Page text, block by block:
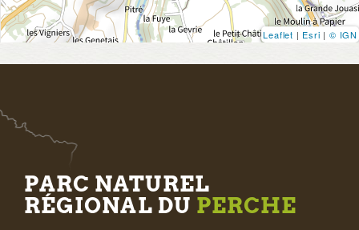
Leaflet | Esri | © IGN
PARC NATUREL
RÉGIONAL DU PERCHE